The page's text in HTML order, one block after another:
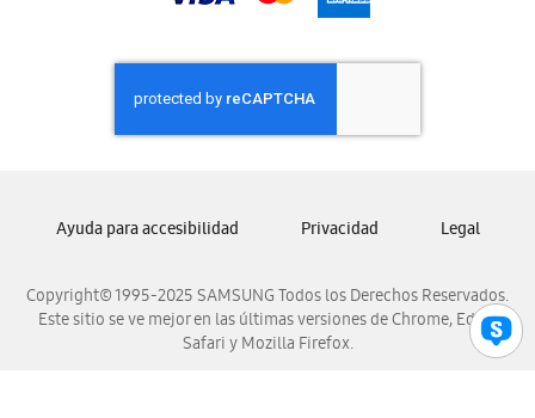
Samsung Panamá
Samsung República Dominicana
Samsung Venezuela
Copyright© 1995-2025 SAMSUNG Todos los Derechos Reservados.
Este sitio se ve mejor en las últimas versiones de Chrome, Edge,
Safari y Mozilla Firefox.
Ayuda para accesibilidad Privacidad Legal